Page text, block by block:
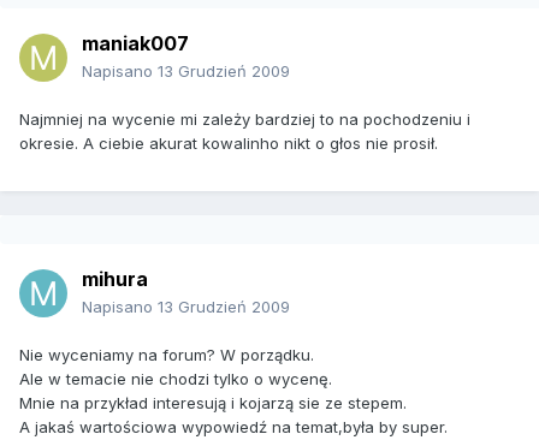
maniak007
Napisano 13 Grudzień 2009
Najmniej na wycenie mi zależy bardziej to na pochodzeniu i
okresie. A ciebie akurat kowalinho nikt o głos nie prosił.
mihura
Napisano 13 Grudzień 2009
Nie wyceniamy na forum? W porządku.
Ale w temacie nie chodzi tylko o wycenę.
Mnie na przykład interesują i kojarzą sie ze stepem.
A jakaś wartościowa wypowiedź na temat,była by super.